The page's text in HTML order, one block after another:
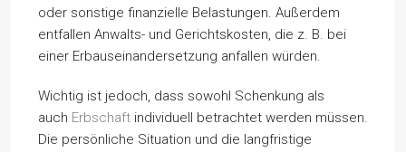
oder sonstige finanzielle Belastungen. Außerdem
entfallen Anwalts- und Gerichtskosten, die z. B. bei
einer Erbauseinandersetzung anfallen würden.
Wichtig ist jedoch, dass sowohl Schenkung als
auch Erbschaft individuell betrachtet werden müssen.
Die persönliche Situation und die langfristige